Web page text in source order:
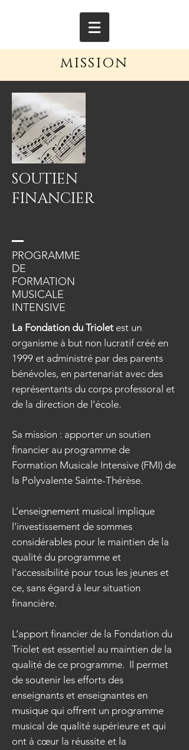
MISSION
SOUTIEN
FINANCIER
PROGRAMME
DE
FORMATION
MUSICALE
INTENSIVE
La Fondation du Triolet est un
organisme à but non lucratif créé en
1999 et administré par des parents
bénévoles, en partenariat avec des
représentants du corps professoral et
de la direction de l’école.
Sa mission : apporter un soutien
financier au programme de
Formation Musicale Intensive (FMI) de
la Polyvalente Sainte-Thérèse.
L’enseignement musical implique
l’investissement de sommes
considérables pour le maintien de la
qualité du programme et
l’accessibilité pour tous les jeunes et
ce, sans égard à leur situation
financière.
L’apport financier de la Fondation du
Triolet est essentiel au maintien de la
qualité de ce programme. Il permet
de soutenir les efforts des
enseignants et enseignantes en
musique qui offrent un programme
musical de qualité supérieure et qui
ont à cœur la réussite et la